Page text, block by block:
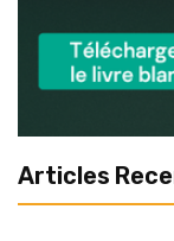
Articles